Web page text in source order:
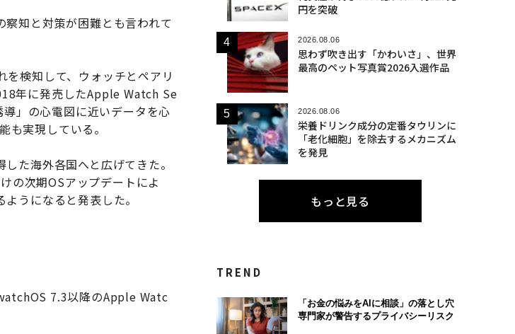
知と対策が困難とも言われて
検知して、ウォッチとペアリ
年に発売したApple Watch Se
」の心電図に近いデータを心
実現している。
た海外各国へと広げてきた。
の次期OSアップデートによ
うになると発表した。
7.3以降のApple Watc
円を突破
2026.08.06
思わず吹き出す「かわいさ」、世界
最高のペット写真賞2026入選作品
2026.08.06
栄養ドリンク成分の定番タウリンに
「老化細胞」を除去するメカニズム
を発見
もっと見る
TREND
「お金の悩みをAIに相談」の落とし穴
専門家が警告するプライバシーリスク